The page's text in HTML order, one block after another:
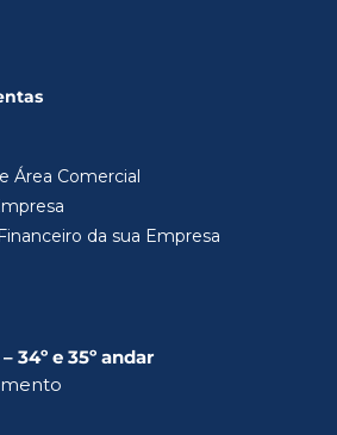
Área Comercial
da sua Empresa
34º e 35º andar